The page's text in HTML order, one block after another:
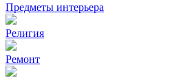
Предметы интерьера
Религия
Ремонт